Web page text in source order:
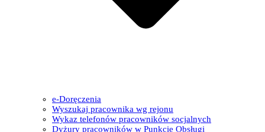
e-Doręczenia
Wyszukaj pracownika wg rejonu
Wykaz telefonów pracowników socjalnych
Dyżury pracowników w Punkcie Obsługi